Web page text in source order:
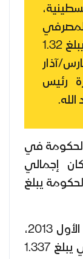
المستحق على الحكومة يبلغ 1.32
آذار
رئيس
في
وقت كان إجمالي
يبلغ
بينما غادر الحكومة في نهاية الربع الأول 2013،
بينما كان إجمالي الإقراض المصرفي يبلغ 1.337